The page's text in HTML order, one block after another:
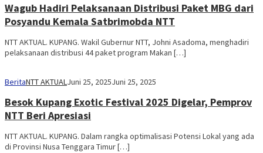
Wagub Hadiri Pelaksanaan Distribusi Paket MBG dari
Posyandu Kemala Satbrimobda NTT
NTT AKTUAL. KUPANG. Wakil Gubernur NTT, Johni Asadoma, menghadiri
pelaksanaan distribusi 44 paket program Makan […]
BeritaNTT AKTUAL Juni 25, 2025Juni 25, 2025
Besok Kupang Exotic Festival 2025 Digelar, Pemprov
NTT Beri Apresiasi
NTT AKTUAL. KUPANG. Dalam rangka optimalisasi Potensi Lokal yang ada
di Provinsi Nusa Tenggara Timur […]